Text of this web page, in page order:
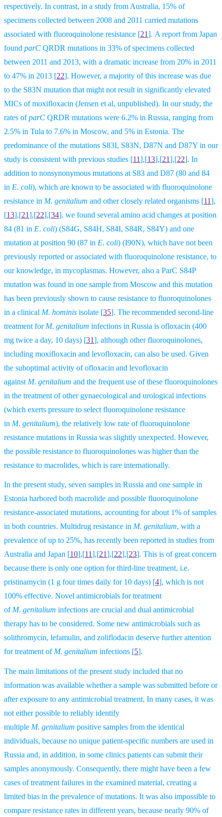
respectively. In contrast, in a study from Australia, 15% of
specimens collected between 2008 and 2011 carried mutations
associated with fluoroquinolone resistance [21]. A report from Japan
found parC QRDR mutations in 33% of specimens collected
between 2011 and 2013, with a dramatic increase from 20% in 2011
to 47% in 2013 [22]. However, a majority of this increase was due
to the S83N mutation that might not result in significantly elevated
MICs of moxifloxacin (Jensen et al, unpublished). In our study, the
rates ofparC QRDR mutations were 6.2% in Russia, ranging from
2.5% in Tula to 7.6% in Moscow, and 5% in Estonia. The
predominance of the mutations S83I, S83N, D87N and D87Y in our
study is consistent with previous studies [11],[13],[21],[22]. In
addition to nonsynonymous mutations at S83 and D87 (80 and 84
in E. coli), which are known to be associated with fluoroquinolone
resistance in M. genitalium and other closely related organisms [11],
[13],[21],[22],[34], we found several amino acid changes at position
84 (81 in E. coli) (S84G, S84H, S84I, S84R, S84Y) and one
mutation at position 90 (87 in E. coli) (I90N), which have not been
previously reported or associated with fluoroquinolone resistance, to
our knowledge, in mycoplasmas. However, also a ParC S84P
mutation was found in one sample from Moscow and this mutation
has been previously shown to cause resistance to fluoroquinolones
in a clinical M. hominis isolate [35]. The recommended second-line
treatment for M. genitalium infections in Russia is ofloxacin (400
mg twice a day, 10 days) [31], although other fluoroquinolones,
including moxifloxacin and levofloxacin, can also be used. Given
the suboptimal activity of ofloxacin and levofloxacin
against M. genitalium and the frequent use of these fluoroquinolones
in the treatment of other gynaecological and urological infections
(which exerts pressure to select fluoroquinolone resistance
in M. genitalium), the relatively low rate of fluoroquinolone
resistance mutations in Russia was slightly unexpected. However,
the possible resistance to fluoroquinolones was higher than the
resistance to macrolides, which is rare internationally.
In the present study, seven samples in Russia and one sample in
Estonia harbored both macrolide and possible fluoroquinolone
resistance-associated mutations, accounting for about 1% of samples
in both countries. Multidrug resistance in M. genitalium, with a
prevalence of up to 25%, has recently been reported in studies from
Australia and Japan [10],[11],[21],[22],[23]. This is of great concern
because there is only one option for third-line treatment, i.e.
pristinamycin (1 g four times daily for 10 days) [4], which is not
100% effective. Novel antimicrobials for treatment
ofM. genitalium infections are crucial and dual antimicrobial
therapy has to be considered. Some new antimicrobials such as
solithromycin, lefamulin, and zoliflodacin deserve further attention
for treatment ofM. genitalium infections [5].
The main limitations of the present study included that no
information was available whether a sample was submitted before or
after exposure to any antimicrobial treatment. In many cases, it was
not either possible to reliably identify
multiple M. genitalium positive samples from the identical
individuals, because no unique patient-specific numbers are used in
Russia and, in addition, in some clinics patients can submit their
samples anonymously. Consequently, there might have been a few
cases of treatment failures in the examined material, creating a
limited bias in the prevalence of mutations. It was also impossible to
compare resistance rates in different years, because nearly 90% of